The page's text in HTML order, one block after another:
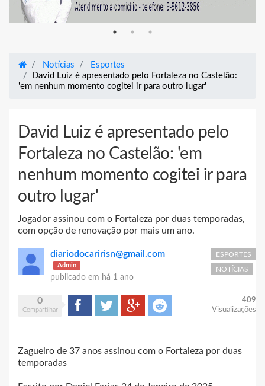
Notícias
Esportes
David Luiz é apresentado pelo Fortaleza no Castelão:
'em nenhum momento cogitei ir para outro lugar'
David Luiz é apresentado pelo
Fortaleza no Castelão: 'em
nenhum momento cogitei ir para
outro lugar'
Jogador assinou com o Fortaleza por duas temporadas,
com opção de renovação por mais um ano.
diariodocaririsn@gmail.com
Admin
publicado em há 1 ano
ESPORTES
NOTÍCIAS
0
Compartilhar
Compartilhar
Tweet Google+ Reddit
409
Visualizações
Zagueiro de 37 anos assinou com o Fortaleza por duas
temporadas